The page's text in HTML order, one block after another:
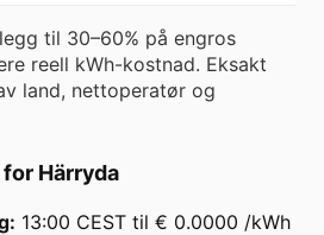
til 30–60% på engros
reell kWh-kostnad. Eksakt
land, nettoperatør og
Härryda
13:00 CEST til € 0.0000 /kWh